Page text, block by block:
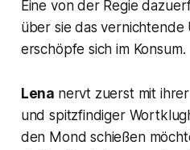
Eine von der Regie
über sie das
erschöpfe sich im Konsum.
Lena nervt zuerst mit
und spitzfindiger
den Mond schießen